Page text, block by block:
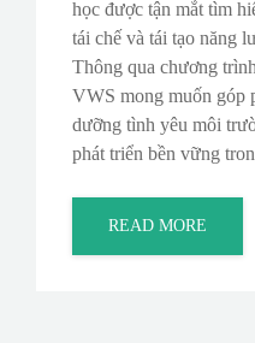
học được tận mắt tìm
tái chế và tái tạo năng
Thông qua chương
VWS mong muốn góp
dưỡng tình yêu môi
phát triển bền vững
READ MORE